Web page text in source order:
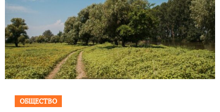
ОБЩЕСТВО